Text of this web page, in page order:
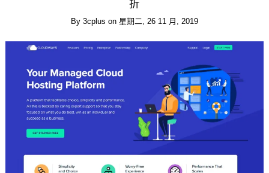
折
By 3cplus on 星期二, 26 11 月, 2019